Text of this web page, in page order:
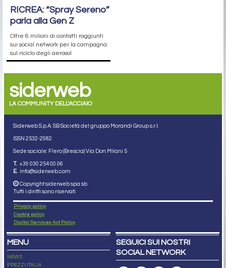
RICREA: “Spray Sereno”
parla alla Gen Z
Oltre 6 milioni di contatti raggiunti
sui social network per la campagna
sul riciclo degli aerosol
siderweb
LA COMMUNITY DELL'ACCIAIO
Siderweb S.p.A. SB Società del gruppo Morandi Group s.r.l.
ISSN 2532-2982
Sede sociale: Flero (Brescia) Via Don Milani 5
T. +39 030 254 00 06
E. info@siderweb.com
Copyright siderweb spa sb
Tutti i diritti sono riservati
Privacy policy
Cookie policy
Digital Services Act Policy
MENU
NEWS
PREZZI ITALIA
SEGUICI SUI NOSTRI
SOCIAL NETWORK